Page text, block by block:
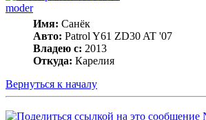
moder
Имя: Санёк
Авто: Patrol Y61 ZD30 AT '07
Владею с: 2013
Откуда: Карелия
Вернуться к началу